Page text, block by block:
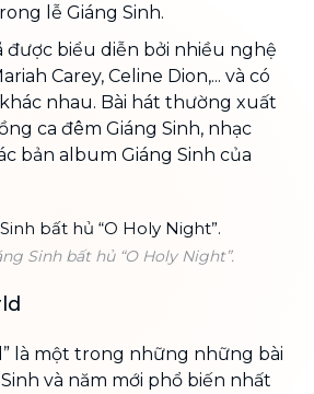
lễ Giáng Sinh.
được biểu diễn bởi nhiều nghệ
Carey, Celine Dion,... và có
nhau. Bài hát thường xuất
ca đêm Giáng Sinh, nhạc
bản album Giáng Sinh của
Sinh bất hủ “O Holy Night”.
là một trong những những bài
và năm mới phổ biến nhất